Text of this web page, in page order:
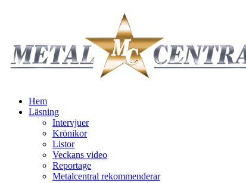
Hem
Läsning
Intervjuer
Krönikor
Listor
Veckans video
Reportage
Metalcentral rekommenderar